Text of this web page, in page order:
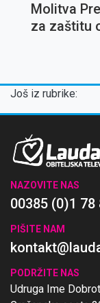
Molitva
za zaštitu
Još iz rubrike:
NAZOVITE NAS
00385 (0)1 78
PIŠITE NAM
PODRŽITE NAS
Udruga Ime